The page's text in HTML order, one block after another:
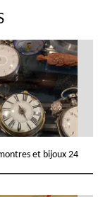
et bijoux 24